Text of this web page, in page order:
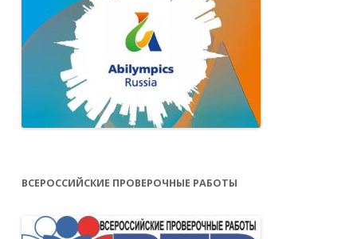
ВСЕРОССИЙСКИЕ ПРОВЕРОЧНЫЕ РАБОТЫ